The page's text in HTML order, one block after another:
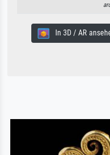
In 3D / AR